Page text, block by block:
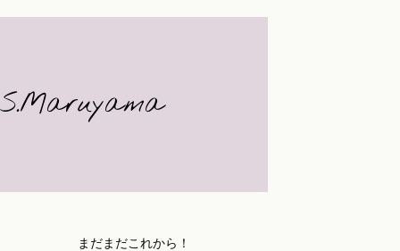
S.Maruyama
まだまだこれから！